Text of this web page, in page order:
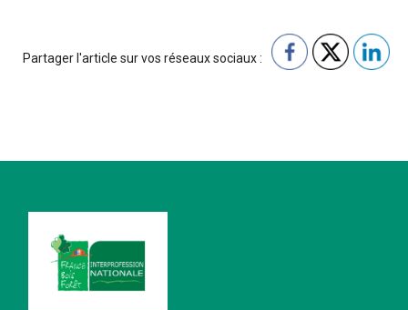
Partager l'article sur vos réseaux sociaux :